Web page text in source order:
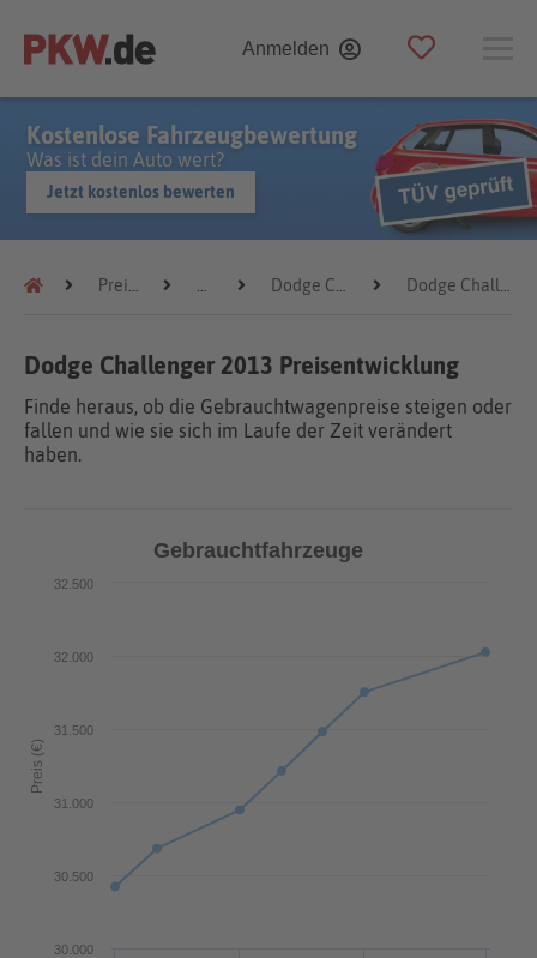
Anmelden
Kostenlose Fahrzeugbewertung
Was ist dein Auto wert?
Jetzt kostenlos bewerten
Preistrends Dodge Dodge Challenger Dodge Challenger 2013
Dodge Challenger 2013 Preisentwicklung
Finde heraus, ob die Gebrauchtwagenpreise steigen oder
fallen und wie sie sich im Laufe der Zeit verändert
haben.
Preis (€)
Gebrauchtfahrzeuge
30.500
31.000
31.500
32.000
30.000
32.500